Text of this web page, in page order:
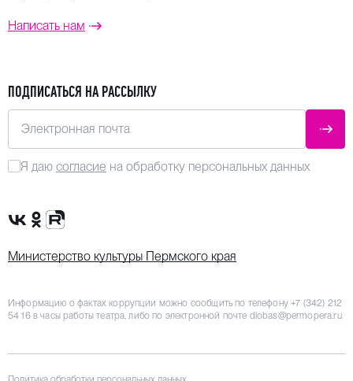
Написать нам
ПОДПИСАТЬСЯ НА РАССЫЛКУ
Электронная почта
Я даю согласие на обработку персональных данных
Сообщество VK
Группа в одноклассниках
Канал Rutube
Министерство культуры Пермского края
Информацию о фактах коррупции можно сообщить по телефону+7 (342) 212
54 16в часы работы театра, либо по электронной почте dlobas@permopera.ru